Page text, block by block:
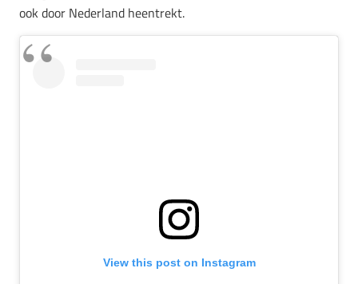
ook door Nederland heentrekt.
View this post on Instagram